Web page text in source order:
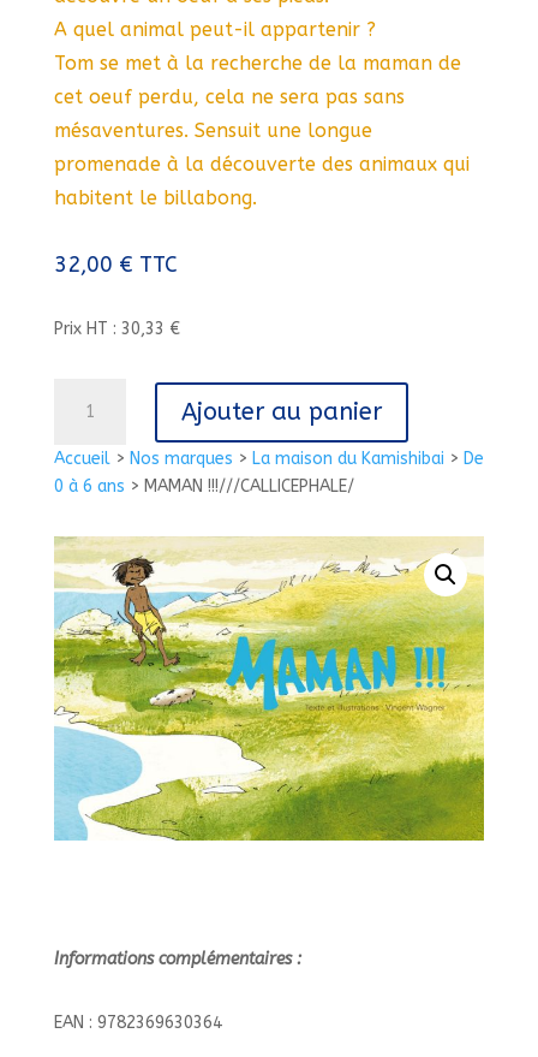
Accueil> Nos marques > La maison du Kamishibai > De
0 à 6 ans > MAMAN !!!///CALLICEPHALE/
A quel animal peut-il appartenir ?
Tom se met à la recherche de la maman de
cet oeuf perdu, cela ne sera pas sans
mésaventures. Sensuit une longue
promenade à la découverte des animaux qui
habitent le billabong.
32,00 € TTC
Prix HT : 30,33 €
MAMAN
!!!///CALLICEPHALE/
Ajouter au panier
Informations complémentaires :
EAN : 9782369630364